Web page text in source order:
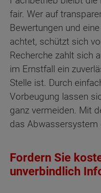
fair. Wer auf
Bewertungen und
achtet, schützt sich
Recherche zahlt sich
im Ernstfall ein
Stelle ist. Durch
Vorbeugung lassen
ganz vermeiden. Mit
das Abwassersystem
Fordern Sie
unverbindlich